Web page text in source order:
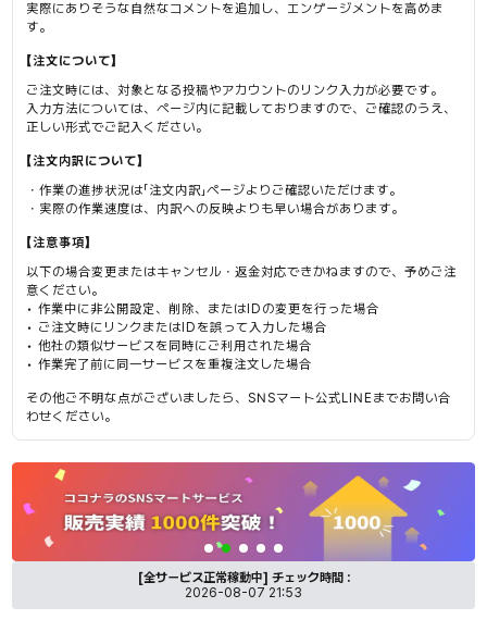
実際にありそうな自然なコメントを追加し、エンゲージメントを高めま
す。
【注文について】
ご注文時には、対象となる投稿やアカウントのリンク入力が必要です。
入力方法については、ページ内に記載しておりますので、ご確認のうえ、
正しい形式でご記入ください。
【注文内訳について】
・作業の進捗状況は「注文内訳」ページよりご確認いただけます。
・実際の作業速度は、内訳への反映よりも早い場合があります。
【注意事項】
以下の場合変更またはキャンセル・返金対応できかねますので、予めご注
意ください。
• 作業中に非公開設定、削除、またはIDの変更を行った場合
• ご注文時にリンクまたはIDを誤って入力した場合
• 他社の類似サービスを同時にご利用された場合
• 作業完了前に同一サービスを重複注文した場合
その他ご不明な点がございましたら、SNSマート公式LINEまでお問い合
わせください。
SNSマートのココナラ出品サービス紹介バナー
[全サービス正常稼動中] チェック時間 :
2026-08-07 21:53